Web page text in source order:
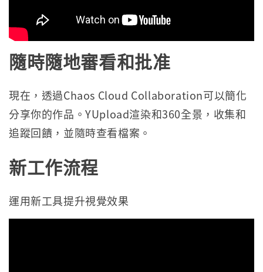
隨時隨地審看和批准
現在，透過Chaos Cloud Collaboration可以簡化
分享你的作品。YUpload渲染和360全景，收集和
追蹤回饋，並隨時查看檔案。
新工作流程
運用新工具提升視覺效果